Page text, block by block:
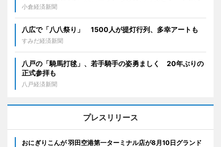
小倉経済新聞
八広で「八八祭り」 1500人が提灯行列、多幸アートも
すみだ経済新聞
八戸の「騎馬打毬」、若手騎手の姿勇ましく 20年ぶりの
正式参拝も
八戸経済新聞
プレスリリース
おにぎりこんが 羽田空港第一ターミナル店が8月10日グランド